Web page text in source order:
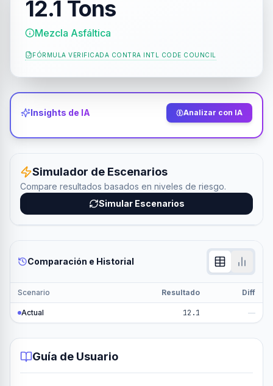
12.1 Tons
Mezcla Asfáltica
FÓRMULA VERIFICADA CONTRA INTL CODE COUNCIL
Insights de IA Analizar con IA
Simulador de Escenarios
Compare resultados basados en niveles de riesgo.
Simular Escenarios
Comparación e Historial
Scenario Resultado Diff
Actual 12.1 —
Guía de Usuario